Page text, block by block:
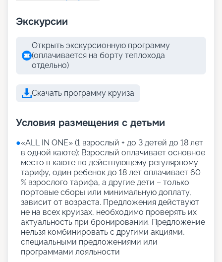
Экскурсии
Открыть экскурсионную программу
(оплачивается на борту теплохода
отдельно)
Скачать программу круиза
Условия размещения с детьми
●«АLL IN ONE» (1 взрослый + до 3 детей до 18 лет
в одной каюте): Взрослый оплачивает основное
место в каюте по действующему регулярному
тарифу, один ребенок до 18 лет оплачивает 60
% взрослого тарифа, а другие дети – только
портовые сборы или минимальную доплату,
зависит от возраста. Предложения действуют
не на всех круизах, необходимо проверять их
актуальность при бронировании. Предложение
нельзя комбинировать с другими акциями,
специальными предложениями или
программами лояльности